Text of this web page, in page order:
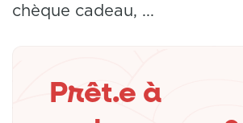
chèque cadeau, ...
Prêt.e à